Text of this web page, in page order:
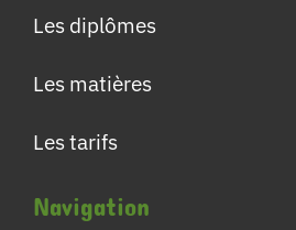
Les diplômes
Les matières
Les tarifs
Navigation